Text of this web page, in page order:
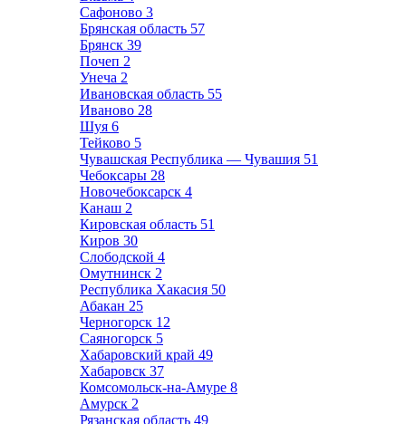
Сафоново 3
Брянская область 57
Брянск 39
Почеп 2
Унеча 2
Ивановская область 55
Иваново 28
Шуя 6
Тейково 5
Чувашская Республика — Чувашия 51
Чебоксары 28
Новочебоксарск 4
Канаш 2
Кировская область 51
Киров 30
Слободской 4
Омутнинск 2
Республика Хакасия 50
Абакан 25
Черногорск 12
Саяногорск 5
Хабаровский край 49
Хабаровск 37
Комсомольск-на-Амуре 8
Амурск 2
Рязанская область 49